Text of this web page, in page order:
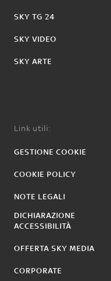
SKY TG 24
SKY VIDEO
SKY ARTE
Link utili:
GESTIONE COOKIE
COOKIE POLICY
NOTE LEGALI
DICHIARAZIONE
ACCESSIBILITÀ
OFFERTA SKY MEDIA
CORPORATE